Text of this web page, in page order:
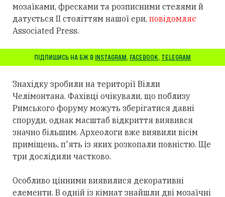
мозаїками, фресками та розписними стелями й
датується II століттям нашої ери, повідомляє
Associated Press.
ПІДПИШИСЬ НА БЖ В INSTAGRAM, FACEBOOK, TELEGRAM
Знахідку зробили на території Вілли
Челімонтана. Фахівці очікували, що поблизу
Римського форуму можуть зберігатися давні
споруди, однак масштаб відкриття виявився
значно більшим. Археологи вже виявили вісім
приміщень, п'ять із яких розкопали повністю. Ще
три дослідили частково.
Особливо цінними виявилися декоративні
елементи. В одній із кімнат знайшли дві мозаїчні